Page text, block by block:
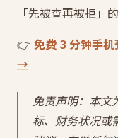
「先被查再被拒」
👉 免费 3 分钟手
→
免责声明：本文
标、财务状况或